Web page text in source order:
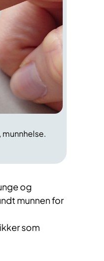
og
munnen for
som